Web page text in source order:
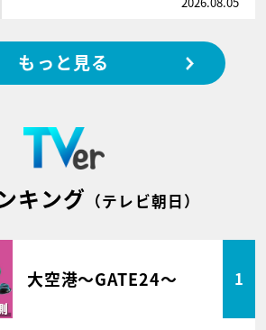
もっと見る
キング （テレビ朝日）
大空港～GATE24～ 1